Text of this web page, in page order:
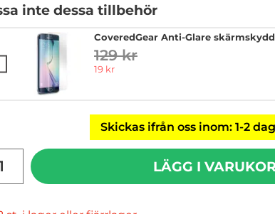
inte dessa tillbehör
CoveredGear Anti-Glare
tidigare pris
129 kr
rea pris
19 kr
Skickas ifrån oss inom: 1-2
LÄGG I